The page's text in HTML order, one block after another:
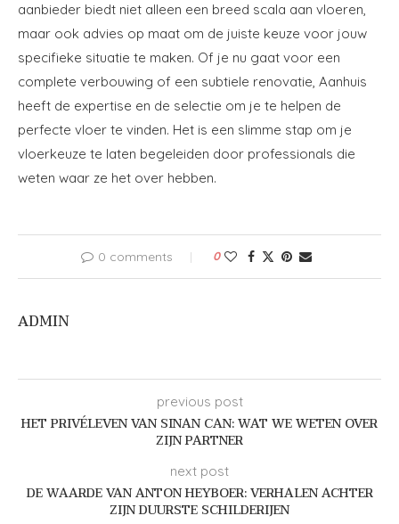
aanbieder biedt niet alleen een breed scala aan vloeren,
maar ook advies op maat om de juiste keuze voor jouw
specifieke situatie te maken. Of je nu gaat voor een
complete verbouwing of een subtiele renovatie, Aanhuis
heeft de expertise en de selectie om je te helpen de
perfecte vloer te vinden. Het is een slimme stap om je
vloerkeuze te laten begeleiden door professionals die
weten waar ze het over hebben.
0 comments 0
ADMIN
previous post
HET PRIVÉLEVEN VAN SINAN CAN: WAT WE WETEN OVER
ZIJN PARTNER
next post
DE WAARDE VAN ANTON HEYBOER: VERHALEN ACHTER
ZIJN DUURSTE SCHILDERIJEN